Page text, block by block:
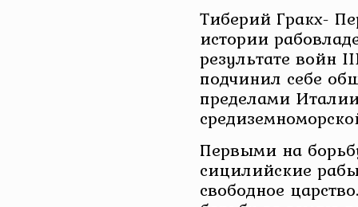
Тиберий Гракх-
истории
результате войн
подчинил себе
пределами
Первыми на
сицилийские
свободное